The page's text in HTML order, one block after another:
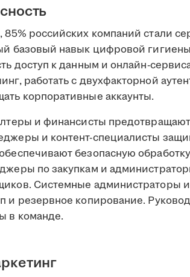
российских компаний стали
базовый навык цифровой
доступ к данным и онлайн-
работать с двухфакторной
корпоративные аккаунты.
и финансисты
и контент-специалисты
безопасную
по закупкам и
Системные администраторы
и резервное копирование.
в команде.